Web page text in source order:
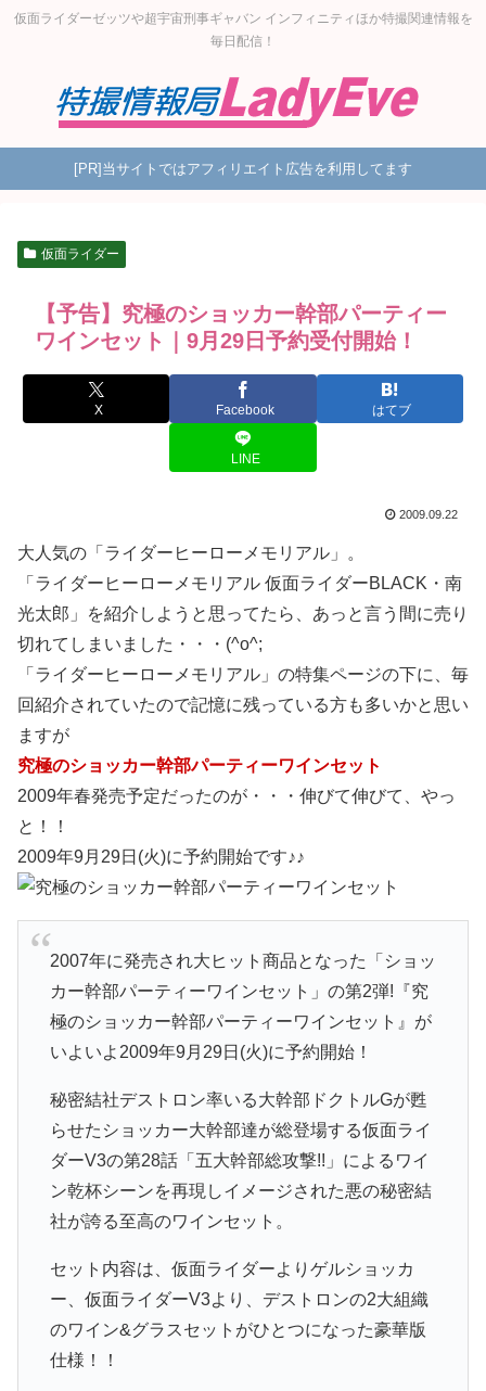
仮面ライダーゼッツや超宇宙刑事ギャバン インフィニティほか特撮関連情報を
毎日配信！
[PR]当サイトではアフィリエイト広告を利用してます
仮面ライダー
【予告】究極のショッカー幹部パーティー
ワインセット｜9月29日予約受付開始！
X Facebook はてブ
LINE
2009.09.22
大人気の「ライダーヒーローメモリアル」。
「ライダーヒーローメモリアル 仮面ライダーBLACK・南
光太郎」を紹介しようと思ってたら、あっと言う間に売り
切れてしまいました・・・(^o^;
「ライダーヒーローメモリアル」の特集ページの下に、毎
回紹介されていたので記憶に残っている方も多いかと思い
ますが
究極のショッカー幹部パーティーワインセット
2009年春発売予定だったのが・・・伸びて伸びて、やっ
と！！
2009年9月29日(火)に予約開始です♪♪
2007年に発売され大ヒット商品となった「ショッ
カー幹部パーティーワインセット」の第2弾!『究
極のショッカー幹部パーティーワインセット』が
いよいよ2009年9月29日(火)に予約開始！
秘密結社デストロン率いる大幹部ドクトルGが甦
らせたショッカー大幹部達が総登場する仮面ライ
ダーV3の第28話「五大幹部総攻撃!!」によるワイ
ン乾杯シーンを再現しイメージされた悪の秘密結
社が誇る至高のワインセット。
セット内容は、仮面ライダーよりゲルショッカ
ー、仮面ライダーV3より、デストロンの2大組織
のワイン&グラスセットがひとつになった豪華版
仕様！！